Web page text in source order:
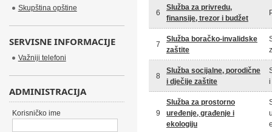
6
Služba za privredu,
finansije, trezor i budžet
7
Služba boračko-invalidske
zaštite
8
Služba socijalne, porodične
i dječije zaštite
i
9
Služba za prostorno
uređenje, građenje i
ekologiju
Skupština opštine
SERVISNE INFORMACIJE
Važniji telefoni
ADMINISTRACIJA
Korisničko ime